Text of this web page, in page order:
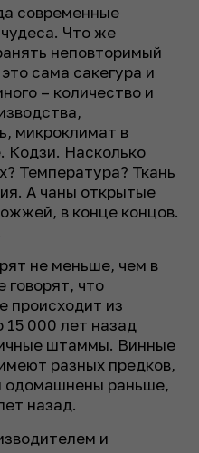
современные
Что же
неповторимый
сама сакегура и
– количество и
микроклимат в
Кодзи. Насколько
Температура? Ткань
А чаны открытые
в конце концов.
не меньше, чем в
говорят, что
происходит из
15 000 лет назад
штаммы. Винные
разных предков,
одомашнены раньше,
назад.
и